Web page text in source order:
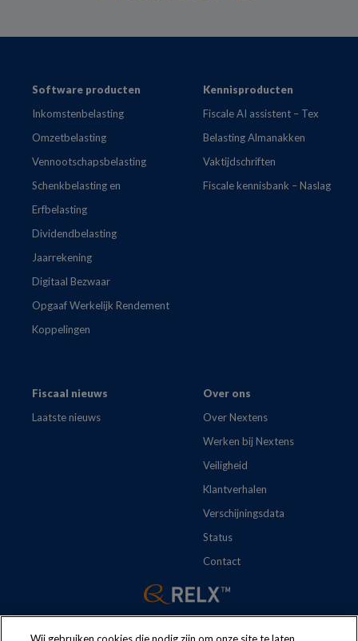
FooterSoftware producten
Inkomstenbelasting
Omzetbelasting
Vennootschapsbelasting
Schenkbelasting en
Erfbelasting
Dividendbelasting
Jaarrekening
Digitaal Bezwaar
Opgaaf Werkelijk Rendement
Koppelingen
Kennisproducten
Fiscale AI assistent – Tex
Belasting Almanakken
Vaktijdschriften
Fiscale kennisbank – Naslag
Fiscaal nieuws
Laatste nieuws
Over ons
Over Nextens
Werken bij Nextens
Veiligheid
Klantverhalen
Verschijningsdata
Status
Contact